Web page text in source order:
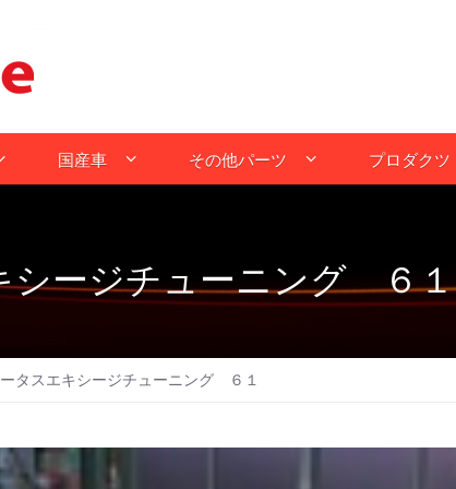
国産車 その他パーツ プロダクツ
シージチューニング ６１
タスエキシージチューニング ６１